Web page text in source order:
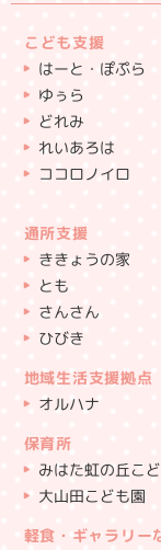
こども支援
はーと・ぽぷら
ゆぅら
どれみ
れいあろは
ココロノイロ
通所支援
ききょうの家
とも
さんさん
ひびき
地域生活支援拠点
オルハナ
保育所
みはた虹の丘こ
大山田こども園
軽食・ギャラリー